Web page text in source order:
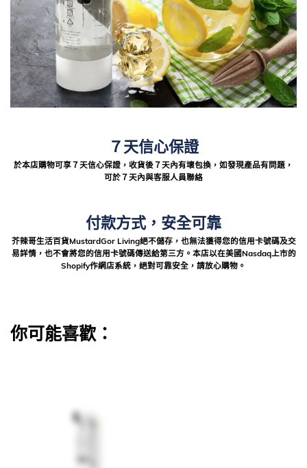
７天信心保證
於本店購物可享７天信心保證，收貨後７天內有壞包換，如發現產品有問題，
可於７天內與客服人員聯絡
付款方式，安全可靠
芥辣哥生活百貨MustardGor Living絕不儲存，也無法獲得您的信用卡號碼及交
易詳情，也不會將您的信用卡號碼傳送給第三方。本店以在美國Nasdaq上市的
Shopify作網店系統，絕對可靠安全，請放心購物。
你可能喜歡：